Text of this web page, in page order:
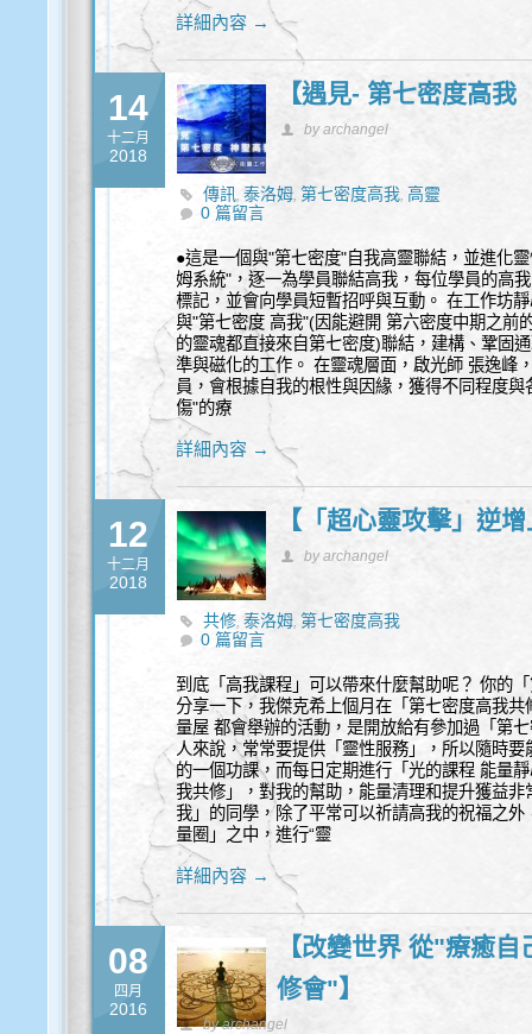
詳細內容 →
14
十二月
2018
【遇見- 第七密度高我
by archangel
傳訊,泰洛姆,第七密度高我, 高靈
0 篇留言
●這是一個與"第七密度"自我高靈聯結，並進化
姆系統"，逐一為學員聯結高我，每位學員的高
標記，並會向學員短暫招呼與互動。 在工作坊
與"第七密度 高我"(因能避開 第六密度中期之前
的靈魂都直接來自第七密度)聯結，建構、鞏固
準與磁化的工作。 在靈魂層面，啟光師 張逸峰
員，會根據自我的根性與因緣，獲得不同程度
傷"的療
詳細內容 →
12
十二月
2018
【「超心靈攻擊」逆
by archangel
共修,泰洛姆,第七密度高我
0 篇留言
到底「高我課程」可以帶來什麼幫助呢？ 你的
分享一下，我傑克希上個月在「第七密度高我
量屋 都會舉辦的活動，是開放給有參加過「第
人來說，常常要提供「靈性服務」，所以隨時
的一個功課，而每日定期進行「光的課程 能量
我共修」，對我的幫助，能量清理和提升獲益
我」的同學，除了平常可以祈請高我的祝福之
量圈」之中，進行“靈
詳細內容 →
08
四月
2016
【改變世界 從"療癒
修會"】
by archangel